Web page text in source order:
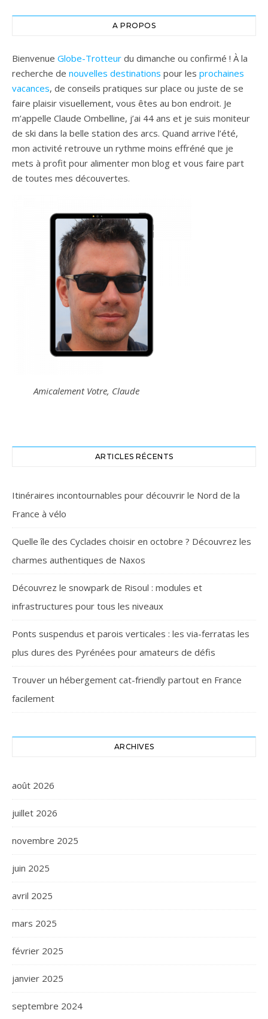
A PROPOS
Bienvenue Globe-Trotteur du dimanche ou confirmé ! À la
recherche de nouvelles destinations pour les prochaines
vacances, de conseils pratiques sur place ou juste de se
faire plaisir visuellement, vous êtes au bon endroit. Je
m’appelle Claude Ombelline, j’ai 44 ans et je suis moniteur
de ski dans la belle station des arcs. Quand arrive l’été,
mon activité retrouve un rythme moins effréné que je
mets à profit pour alimenter mon blog et vous faire part
de toutes mes découvertes.
Amicalement Votre, Claude
ARTICLES RÉCENTS
Itinéraires incontournables pour découvrir le Nord de la
France à vélo
Quelle île des Cyclades choisir en octobre ? Découvrez les
charmes authentiques de Naxos
Découvrez le snowpark de Risoul : modules et
infrastructures pour tous les niveaux
Ponts suspendus et parois verticales : les via-ferratas les
plus dures des Pyrénées pour amateurs de défis
Trouver un hébergement cat-friendly partout en France
facilement
ARCHIVES
août 2026
juillet 2026
novembre 2025
juin 2025
avril 2025
mars 2025
février 2025
janvier 2025
septembre 2024